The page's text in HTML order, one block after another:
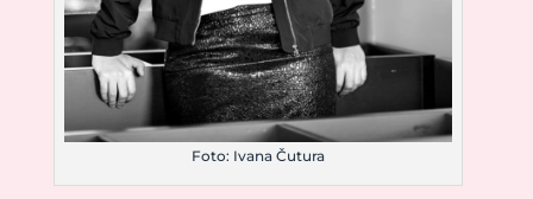
Foto: Ivana Čutura